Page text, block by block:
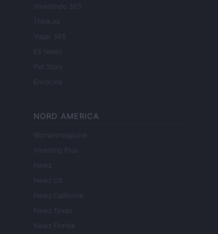
Investindo 365
Think.es
Viajar 365
ES Newz
Pet Story
Encocina
NORD AMERICA
Womanmagazine
Investing Plus
Newz
Newz US
Newz California
Newz Texas
Newz Florida